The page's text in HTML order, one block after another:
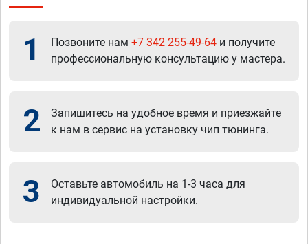
1 Позвоните нам +7 342 255-49-64 и получите
профессиональную консультацию у мастера.
2
Запишитесь на удобное время и приезжайте
к нам в сервис на установку чип тюнинга.
3
Оставьте автомобиль на 1-3 часа для
индивидуальной настройки.